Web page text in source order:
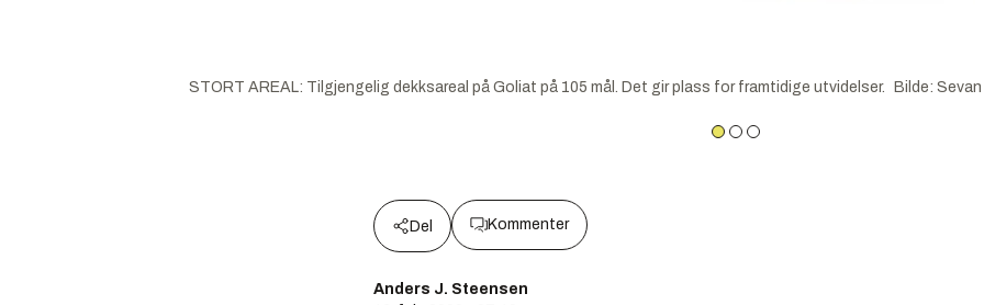
STORT AREAL: Tilgjengelig dekksareal på Goliat på 105 mål. Det gir plass for framtidige utvidelser. Bilde: Sevan
Del Kommenter
Anders J. Steensen